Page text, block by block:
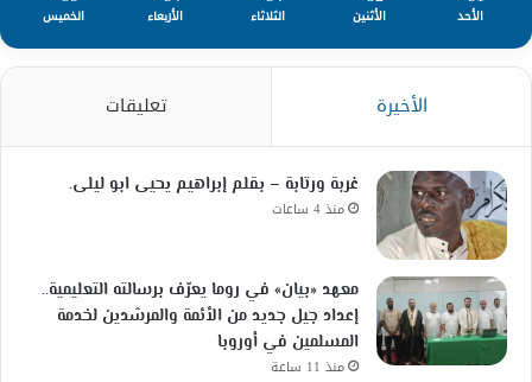
الأحد الأثنين الثلاثاء الأربعاء الخميس
الأخيرة تعليقات
غربة ورتابة – بقلم إبراهيم يحيى ابو ليلى.
منذ 4 ساعات
معهد «بيان» في روما يعرّف برسالته التعليمية..
إعداد جيل جديد من الأئمة والمرشدين لخدمة
المسلمين في أوروبا
منذ 11 ساعة